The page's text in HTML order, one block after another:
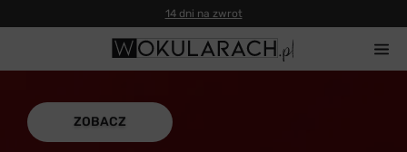
Gwarancja 100% zwrotu
ZOBACZ